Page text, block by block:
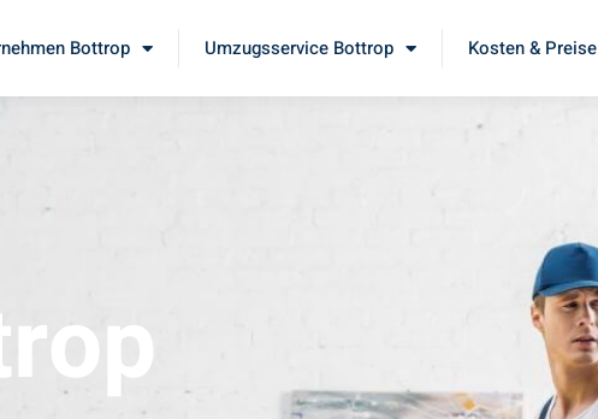
Bottrop Umzugsservice Bottrop Kosten & Preise